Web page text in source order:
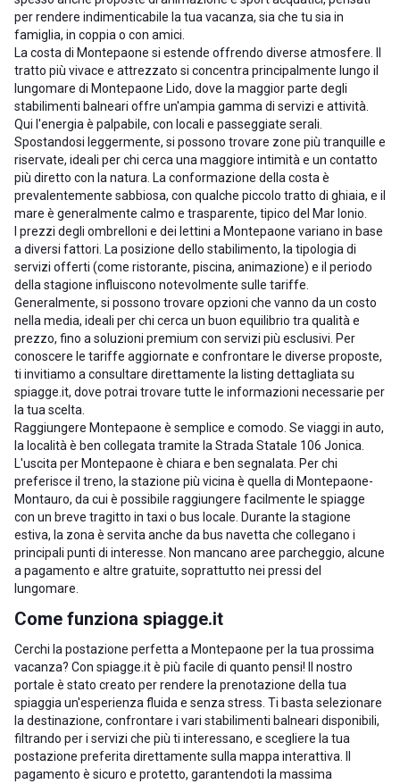
per rendere indimenticabile la tua vacanza, sia che tu sia in
famiglia, in coppia o con amici.
La costa di Montepaone si estende offrendo diverse atmosfere. Il
tratto più vivace e attrezzato si concentra principalmente lungo il
lungomare di Montepaone Lido, dove la maggior parte degli
stabilimenti balneari offre un'ampia gamma di servizi e attività.
Qui l'energia è palpabile, con locali e passeggiate serali.
Spostandosi leggermente, si possono trovare zone più tranquille e
riservate, ideali per chi cerca una maggiore intimità e un contatto
più diretto con la natura. La conformazione della costa è
prevalentemente sabbiosa, con qualche piccolo tratto di ghiaia, e il
mare è generalmente calmo e trasparente, tipico del Mar Ionio.
I prezzi degli ombrelloni e dei lettini a Montepaone variano in base
a diversi fattori. La posizione dello stabilimento, la tipologia di
servizi offerti (come ristorante, piscina, animazione) e il periodo
della stagione influiscono notevolmente sulle tariffe.
Generalmente, si possono trovare opzioni che vanno da un costo
nella media, ideali per chi cerca un buon equilibrio tra qualità e
prezzo, fino a soluzioni premium con servizi più esclusivi. Per
conoscere le tariffe aggiornate e confrontare le diverse proposte,
ti invitiamo a consultare direttamente la listing dettagliata su
spiagge.it, dove potrai trovare tutte le informazioni necessarie per
la tua scelta.
Raggiungere Montepaone è semplice e comodo. Se viaggi in auto,
la località è ben collegata tramite la Strada Statale 106 Jonica.
L'uscita per Montepaone è chiara e ben segnalata. Per chi
preferisce il treno, la stazione più vicina è quella di Montepaone-
Montauro, da cui è possibile raggiungere facilmente le spiagge
con un breve tragitto in taxi o bus locale. Durante la stagione
estiva, la zona è servita anche da bus navetta che collegano i
principali punti di interesse. Non mancano aree parcheggio, alcune
a pagamento e altre gratuite, soprattutto nei pressi del
lungomare.
Come funziona spiagge.it
Cerchi la postazione perfetta a Montepaone per la tua prossima
vacanza? Con spiagge.it è più facile di quanto pensi! Il nostro
portale è stato creato per rendere la prenotazione della tua
spiaggia un'esperienza fluida e senza stress. Ti basta selezionare
la destinazione, confrontare i vari stabilimenti balneari disponibili,
filtrando per i servizi che più ti interessano, e scegliere la tua
postazione preferita direttamente sulla mappa interattiva. Il
pagamento è sicuro e protetto, garantendoti la massima